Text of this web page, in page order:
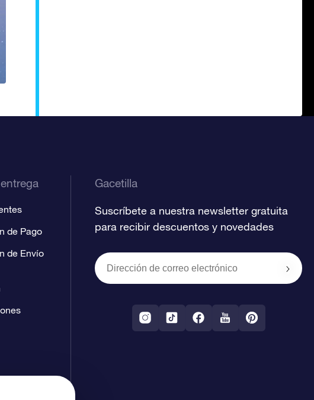
de Pago
de Envío
Gacetilla
Suscríbete a nuestra newsletter gratuita
para recibir descuentos y novedades